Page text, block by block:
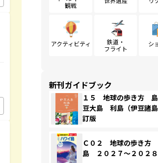
観戦
アクティビティ
鉄道・
フライト
シ
新刊ガイドブック
１５ 地球の歩き方
豆大島 利島（伊豆諸
訂版
Ｃ０２ 地球の歩き方
島 ２０２７～２０２８